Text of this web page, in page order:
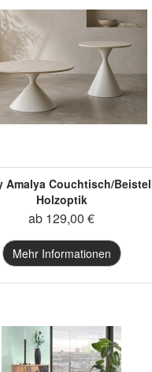
Amalya Couchtisch/
Holzoptik
ab 129,00 €
Mehr Informationen